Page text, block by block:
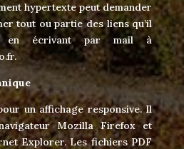
hypertexte peut demander
tout ou partie des liens qu’il
écrivant par mail à
un affichage responsive. Il
Mozilla Firefox et
Explorer. Les fichiers PDF